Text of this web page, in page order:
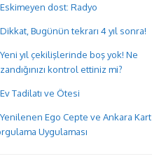
Eskimeyen dost: Radyo
Dikkat, Bugünün tekrarı 4 yıl sonra!
Yeni yıl çekilişlerinde boş yok! Ne
kontrol ettiniz mi?
Ev Tadilatı ve Ötesi
Yenilenen Ego Cepte ve Ankara Kart
Uygulaması